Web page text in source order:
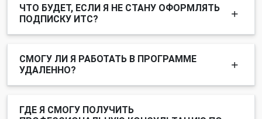
ЧТО БУДЕТ, ЕСЛИ Я НЕ СТАНУ ОФОРМЛЯТЬ
ПОДПИСКУ ИТС?
СМОГУ ЛИ Я РАБОТАТЬ В ПРОГРАММЕ
УДАЛЕННО?
ГДЕ Я СМОГУ ПОЛУЧИТЬ